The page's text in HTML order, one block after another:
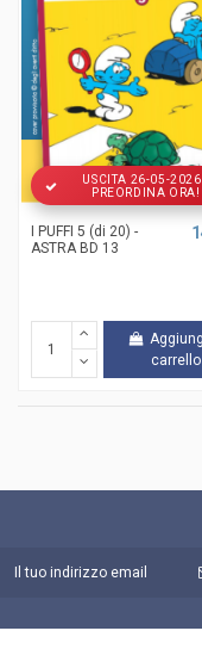
USCITA 26-05-2026
PREORDINA ORA!
I PUFFI 5 (di 20) -
ASTRA BD 13
carrello